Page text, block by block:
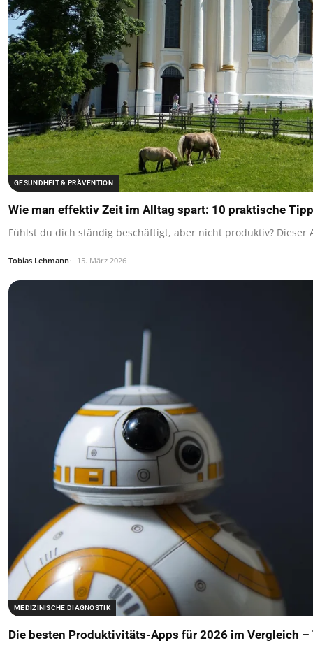
GESUNDHEIT & PRÄVENTION
Wie man effektiv Zeit im Alltag spart: 10 praktische
Fühlst du dich ständig beschäftigt, aber nicht produktiv?
Tobias Lehmann 15. März 2026
MEDIZINISCHE DIAGNOSTIK
Die besten Produktivitäts-Apps für 2026 im Vergleich –